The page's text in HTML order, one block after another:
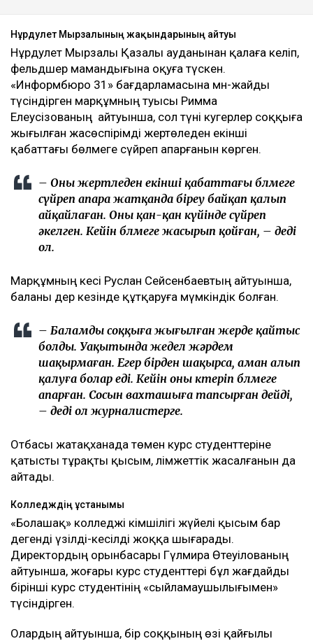
Нұрдәулет Мырзалының жақындарының айтуы
Нұрдәулет Мырзалы Қазалы ауданынан қалаға келіп,
фельдшер мамандығына оқуға түскен.
«Информбюро 31» бағдарламасына мән-жайды
түсіндірген марқұмның туысы Римма
Елеусізованың айтуынша, сол түні куәгерлер соққыға
жығылған жасөспірімді жертөледен екінші
қабаттағы бөлмеге сүйреп апарғанын көрген.
– Оны жертөледен екінші қабаттағы бөлмеге
сүйреп апара жатқанда біреу байқап қалып
айқайлаған. Оны қан-қан күйінде сүйреп
әкелген. Кейін бөлмеге жасырып қойған, – деді
ол.
Марқұмның әкесі Руслан Сейсенбаевтың айтуынша,
баланы дер кезінде құтқаруға мүмкіндік болған.
– Баламды соққыға жығылған жерде қайтыс
болды. Уақытында жедел жәрдем
шақырмаған. Егер бірден шақырса, аман алып
қалуға болар еді. Кейін оны көтеріп бөлмеге
апарған. Сосын вахташыға тапсырған дейді,
– деді ол журналистерге.
Отбасы жатақханада төмен курс студенттеріне
қатысты тұрақты қысым, әлімжеттік жасалғанын да
айтады.
Колледждің ұстанымы
«Болашақ» колледжі әкімшілігі жүйелі қысым бар
дегенді үзілді-кесілді жоққа шығарады.
Директордың орынбасары Гүлмира Өтеуілованың
айтуынша, жоғары курс студенттері бұл жағдайды
бірінші курс студентінің «сыйламаушылығымен»
түсіндірген.
Олардың айтуынша, бір соққының өзі қайғылы